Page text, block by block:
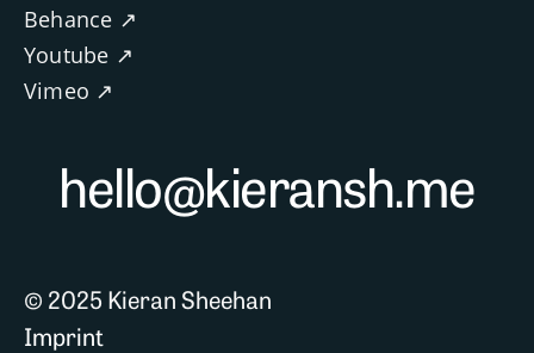
Behance ↗
Youtube ↗
Vimeo ↗
hello@kieransh.me
© 2025 Kieran Sheehan
Imprint